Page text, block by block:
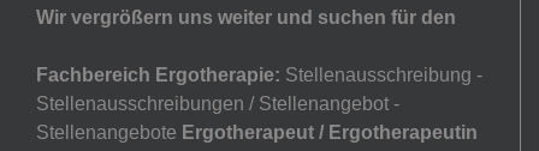
Wir vergrößern uns weiter und suchen für den
Fachbereich Ergotherapie: Stellenausschreibung -
Stellenausschreibungen / Stellenangebot -
Stellenangebote Ergotherapeut / Ergotherapeutin